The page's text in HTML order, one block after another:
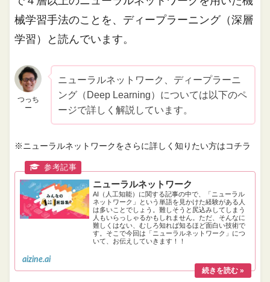
械学習手法のことを、ディープラーニング（深層
学習）と読んでいます。
つっち
ー
ニューラルネットワーク、ディープラーニ
ング（Deep Learning）については以下のペ
ージで詳しく解説しています。
※ニューラルネットワークをさらに詳しく知りたい方はコチラ
ニューラルネットワーク
AI（人工知能）に関する記事の中で、「ニューラル
ネットワーク」という単語を見かけた経験がある人
は多いことでしょう。難しそうと尻込みしてしまう
人もいらっしゃるかもしれません。ただ、そんなに
難しくはない、むしろ知れば知るほど面白い技術で
す。そこで今回は「ニューラルネットワーク」につ
いて、お伝えしていきます！！
aizine.ai